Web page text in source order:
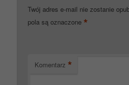
Twój adres e-mail nie zostanie
pola są oznaczone *
Komentarz *